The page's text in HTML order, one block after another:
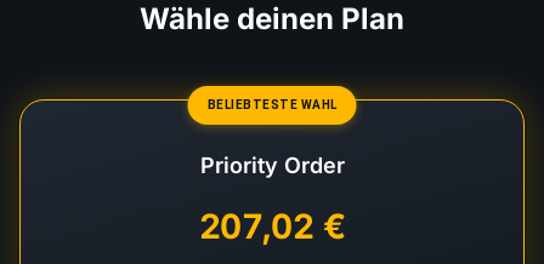
Wähle deinen Plan
BELIEBTESTE WAHL
Priority Order
207,02 €